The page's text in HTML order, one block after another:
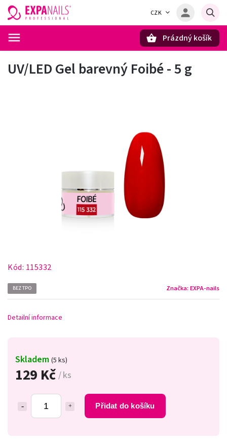
CZK
Prázdný košík
UV/LED Gel barevný Foibé - 5 g
Kód: 115332
BEZ TPO Značka: EXPA-nails
129 Kč / ks
Přidat do košíku
Skladem (5 ks)
Detailní informace